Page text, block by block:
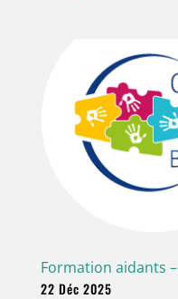
Formation aidants –
22 Déc 2025